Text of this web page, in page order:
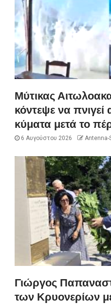
Μύτικας
κόντεψε να
κύματα μετά το
6 Αυγούστου 2026 Antenna-
Γιώργος
των Κρυονερίων